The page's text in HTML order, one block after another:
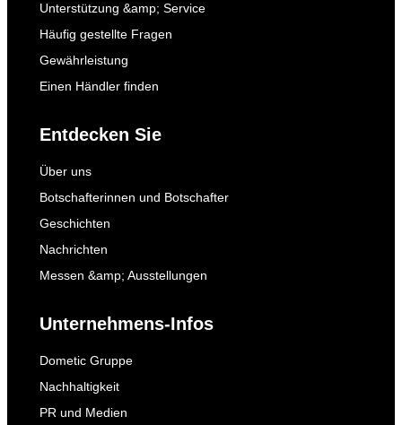
Unterstützung &amp; Service
Häufig gestellte Fragen
Gewährleistung
Einen Händler finden
Entdecken Sie
Über uns
Botschafterinnen und Botschafter
Geschichten
Nachrichten
Messen &amp; Ausstellungen
Unternehmens-Infos
Dometic Gruppe
Nachhaltigkeit
PR und Medien